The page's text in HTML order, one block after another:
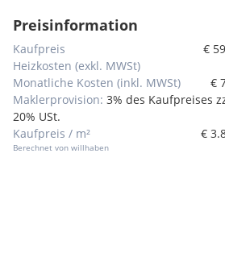
Preisinformation
Kaufpreis
€
Heizkosten (exkl. MWSt)
Monatliche Kosten (inkl. MWSt)
€
Maklerprovision: 3% des Kaufpreises
20% USt.
Kaufpreis / m²
Berechnet von willhaben
€